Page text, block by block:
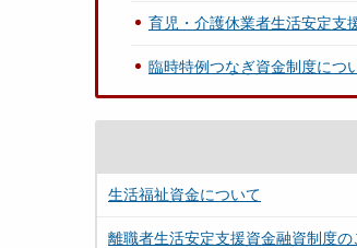
育児・介護休業者生活安定支
臨時特例つなぎ資金制度につ
生活福祉資金について
離職者生活安定支援資金融資制度の